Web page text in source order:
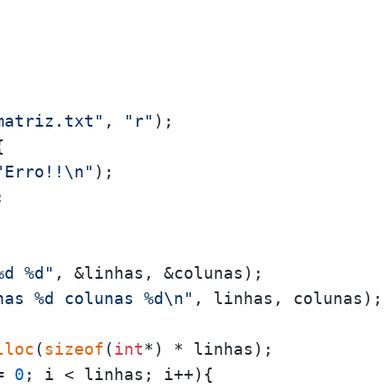
, "r" );
);
%d" , &linhas, &colunas);
%d colunas %d\n" , linhas, colunas);
(sizeof(int*) * linhas);
0 ; i < linhas; i++){